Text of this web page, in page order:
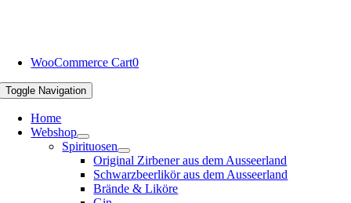
WooCommerce Cart0
Toggle Navigation
Home
Webshop
Spirituosen
Original Zirbener aus dem Ausseerland
Schwarzbeerlikör aus dem Ausseerland
Brände & Liköre